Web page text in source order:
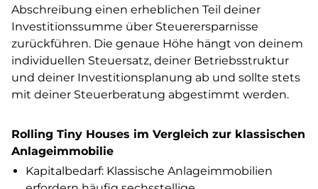
Abschreibung einen erheblichen Teil deiner
Investitionssumme über Steuerersparnisse
zurückführen. Die genaue Höhe hängt von deinem
individuellen Steuersatz, deiner Betriebsstruktur
und deiner Investitionsplanung ab und sollte stets
mit deiner Steuerberatung abgestimmt werden.
Rolling Tiny Houses im Vergleich zur klassischen
Anlageimmobilie
Kapitalbedarf: Klassische Anlageimmobilien